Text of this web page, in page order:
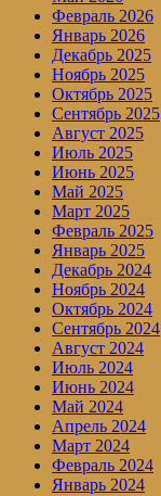
Февраль 2026
Январь 2026
Декабрь 2025
Ноябрь 2025
Октябрь 2025
Сентябрь 2025
Август 2025
Июль 2025
Июнь 2025
Май 2025
Март 2025
Февраль 2025
Январь 2025
Декабрь 2024
Ноябрь 2024
Октябрь 2024
Сентябрь 2024
Август 2024
Июль 2024
Июнь 2024
Май 2024
Апрель 2024
Март 2024
Февраль 2024
Январь 2024